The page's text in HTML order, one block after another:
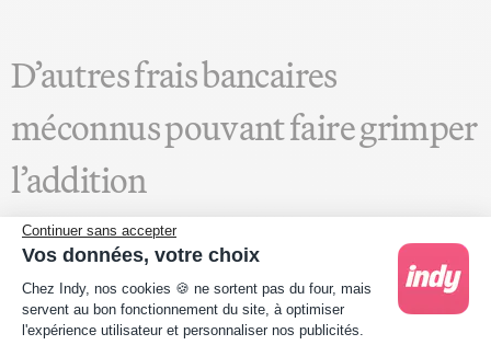
Continuer sans accepter
Vos données, votre choix
Plateforme de Gestion du Consentement :
Chez Indy, nos cookies 🍪 ne sortent pas du four, mais
servent au bon fonctionnement du site, à optimiser
l'expérience utilisateur et personnaliser nos publicités.
D’autres frais bancaires
méconnus pouvant faire grimper
l’addition
En plus de tous les frais bancaires susmentionnés,
d’autres frais bancaires peuvent être prélevés… Nous
pensons notamment :
Aux frais de réédition d’un code secret ;